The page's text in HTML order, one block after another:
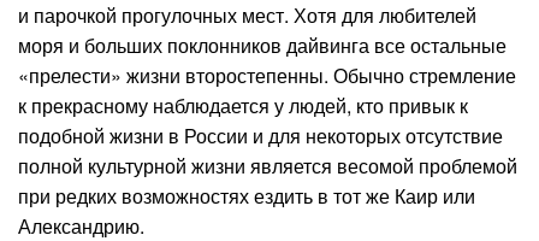
и парочкой прогулочных мест. Хотя для любителей
моря и больших поклонников дайвинга все остальные
«прелести» жизни второстепенны. Обычно стремление
к прекрасному наблюдается у людей, кто привык к
подобной жизни в России и для некоторых отсутствие
полной культурной жизни является весомой проблемой
при редких возможностях ездить в тот же Каир или
Александрию.